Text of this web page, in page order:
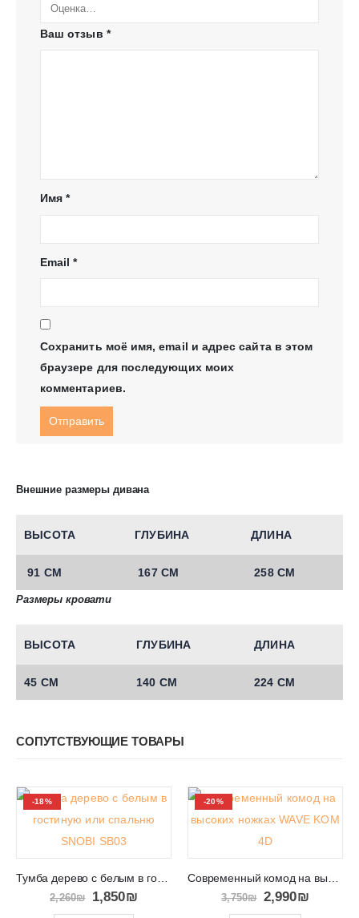
Ваш отзыв *
Имя*
Email*
Сохранить моё имя, email и адрес сайта в этом
браузере для последующих моих
комментариев.
Внешние размеры дивана
ВЫСОТА ГЛУБИНА ДЛИНА
91 СМ 167 СМ 258 СМ
Размеры кровати
ВЫСОТА ГЛУБИНА ДЛИНА
45 СМ 140 СМ 224 СМ
СОПУТСТВУЮЩИЕ ТОВАРЫ
-18%
Тумба дерево с белым в гостиную или спальню SNOBI SB03
2,260₪ 1,850₪
-20%
Современный комод на высоких ножках WAVE KOM 4D
3,750₪ 2,990₪